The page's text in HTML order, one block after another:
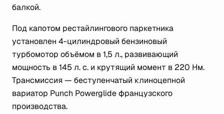
балкой.
Под капотом рестайлингового паркетника
установлен 4-цилиндровый бензиновый
турбомотор объёмом в 1,5 л., развивающий
мощность в 145 л. с. и крутящий момент в 220 Нм.
Трансмиссия — беступенчатый клиноцепной
вариатор Punch Powerglide французского
производства.